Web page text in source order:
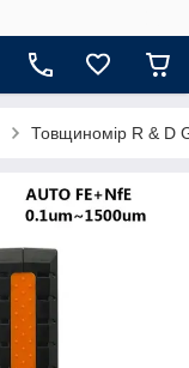
Товщиномір R & D